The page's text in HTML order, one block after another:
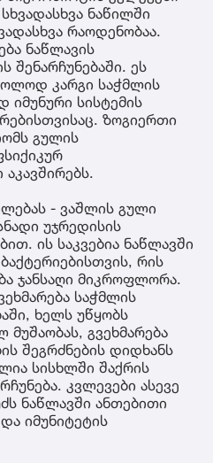
ნაწილში
რაოდენობაა.
ნაწლავის
შენარჩუნებაში. ეს
კარგი საჭმლის
იმუნური სისტემის
ზოგიერთი
გულის
- ვაშლის გული
უჯრედისის
ის საკვებია ნაწლავში
რის
ჯანსაღი მიკროფლორა.
საჭმლის
ხელს უწყობს
გვეხმარება
შეგრძნების დიდხანს
სისხლში შაქრის
კვლევები ასევე
ნაწლავში ანთებითი
იმუნიტეტის